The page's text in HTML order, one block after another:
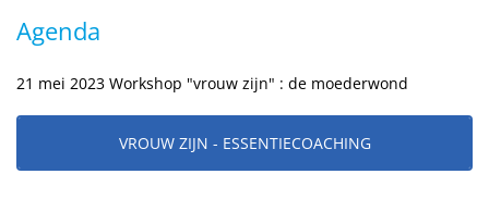
A
O
Agenda
21 mei 2023 Workshop "vrouw zijn" : de moederwond
VROUW ZIJN - ESSENTIECOACHING